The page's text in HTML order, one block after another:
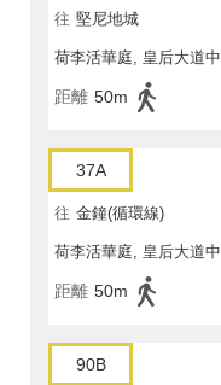
往 堅尼地城
荷李活華庭, 皇后大道中
距離 50m
37A
往 金鐘(循環線)
荷李活華庭, 皇后大道中
距離 50m
90B